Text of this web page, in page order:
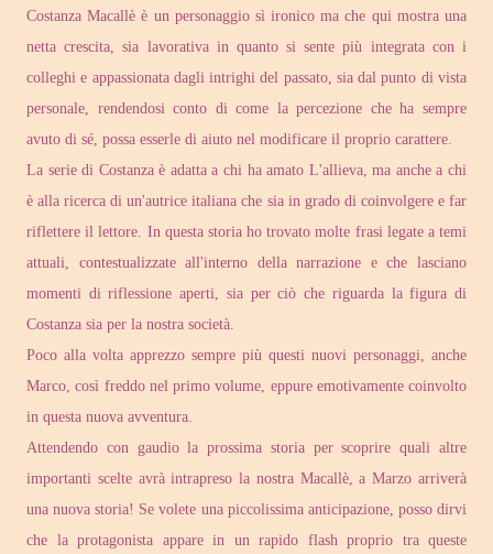
Costanza Macallè è un personaggio sì ironico ma che qui mostra una
netta crescita, sia lavorativa in quanto si sente più integrata con i
colleghi e appassionata dagli intrighi del passato, sia dal punto di vista
personale, rendendosi conto di come la percezione che ha sempre
avuto di sé, possa esserle di aiuto nel modificare il proprio carattere.
La serie di Costanza è adatta a chi ha amato L'allieva, ma anche a chi
è alla ricerca di un'autrice italiana che sia in grado di coinvolgere e far
riflettere il lettore. In questa storia ho trovato molte frasi legate a temi
attuali, contestualizzate all'interno della narrazione e che lasciano
momenti di riflessione aperti, sia per ciò che riguarda la figura di
Costanza sia per la nostra società.
Poco alla volta apprezzo sempre più questi nuovi personaggi, anche
Marco, così freddo nel primo volume, eppure emotivamente coinvolto
in questa nuova avventura.
Attendendo con gaudio la prossima storia per scoprire quali altre
importanti scelte avrà intrapreso la nostra Macallè, a Marzo arriverà
una nuova storia! Se volete una piccolissima anticipazione, posso dirvi
che la protagonista appare in un rapido flash proprio tra queste